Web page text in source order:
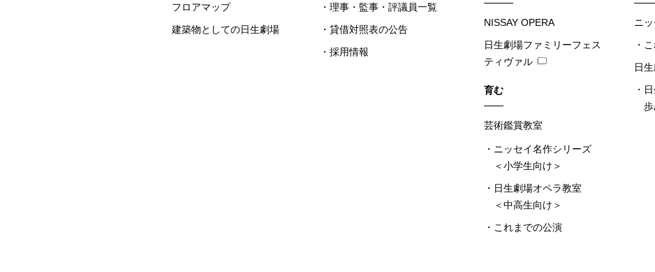
フロアマップ
建築物としての日生劇場
理事・監事・評議員一覧
貸借対照表の公告
採用情報
NISSAY OPERA
日生劇場ファミリーフェス
ティヴァル
育む
芸術鑑賞教室
ニッセイ名作シリーズ
＜小学生向け＞
日生劇場オペラ教室
＜中高生向け＞
これまでの公演
ニ
日